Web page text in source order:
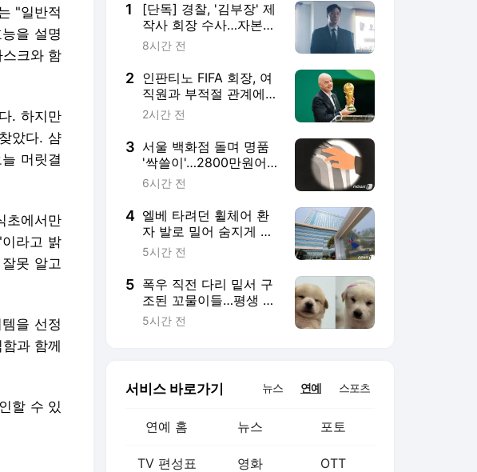
"일반적
을 설명
크와 함
. 하지만
았다. 샴
머릿결
초에서만
라고 밝
못 알고
을 선정
과 함께
할 수 있
1
[단독] 경찰, '김부장' 제
작사 회장 수사…자본시
장법 위반 의혹
8시간 전
2 인판티노 FIFA 회장, 여
직원과 부적절 관계에
거액 퇴직금 지급 논란
2시간 전
3 서울 백화점 돌며 명품
'싹쓸이'…2800만원어
치 훔친 중국인 실형
6시간 전
4 엘베 타려던 휠체어 환
자 발로 밀어 숨지게 한
간병인 집유, 이유는
5시간 전
5 폭우 직전 다리 밑서 구
조된 꼬물이들…평생 가
족 기다려
5시간 전
서비스 바로가기 뉴스 연예 스포츠
연예 홈 뉴스 포토
TV 편성표 영화 OTT